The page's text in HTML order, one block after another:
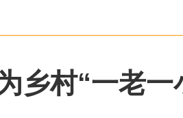
乡村“一老